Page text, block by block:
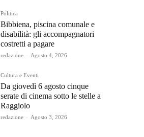
Politica
Bibbiena, piscina comunale e
disabilità: gli accompagnatori
costretti a pagare
redazione - Agosto 4, 2026
Cultura e Eventi
Da giovedì 6 agosto cinque
serate di cinema sotto le stelle a
Raggiolo
redazione - Agosto 3, 2026